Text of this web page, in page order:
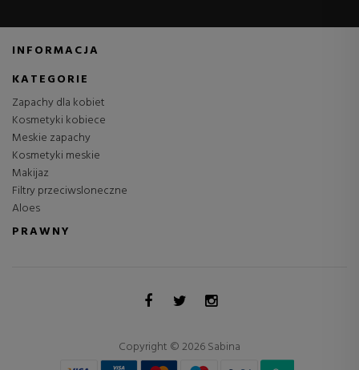
INFORMACJA
KATEGORIE
Zapachy dla kobiet
Kosmetyki kobiece
Meskie zapachy
Kosmetyki meskie
Makijaz
Filtry przeciwsloneczne
Aloes
PRAWNY
Copyright © 2026 Sabina